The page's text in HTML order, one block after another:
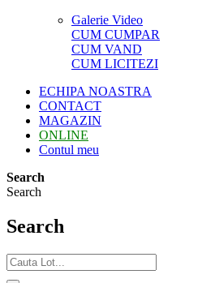
Galerie Video
CUM CUMPAR
CUM VAND
CUM LICITEZI
ECHIPA NOASTRA
CONTACT
MAGAZIN
ONLINE
Contul meu
Search
Search
Search